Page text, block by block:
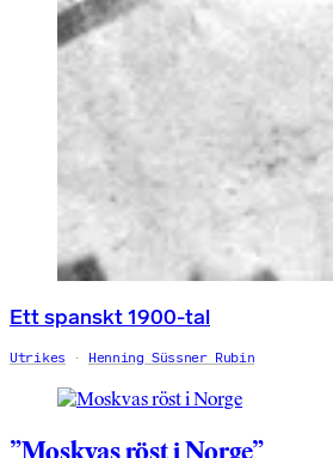
Ett spanskt 1900-tal
Utrikes Henning Süssner Rubin
”Moskvas röst i Norge”